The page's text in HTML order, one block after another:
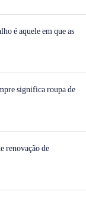
é aquele em que as
significa roupa de
renovação de